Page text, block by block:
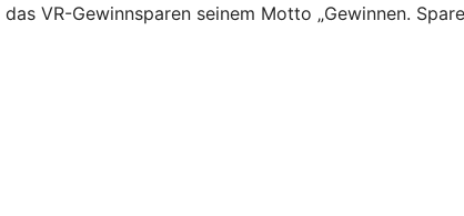
VR-Gewinnsparen seinem Motto „Gewinnen.